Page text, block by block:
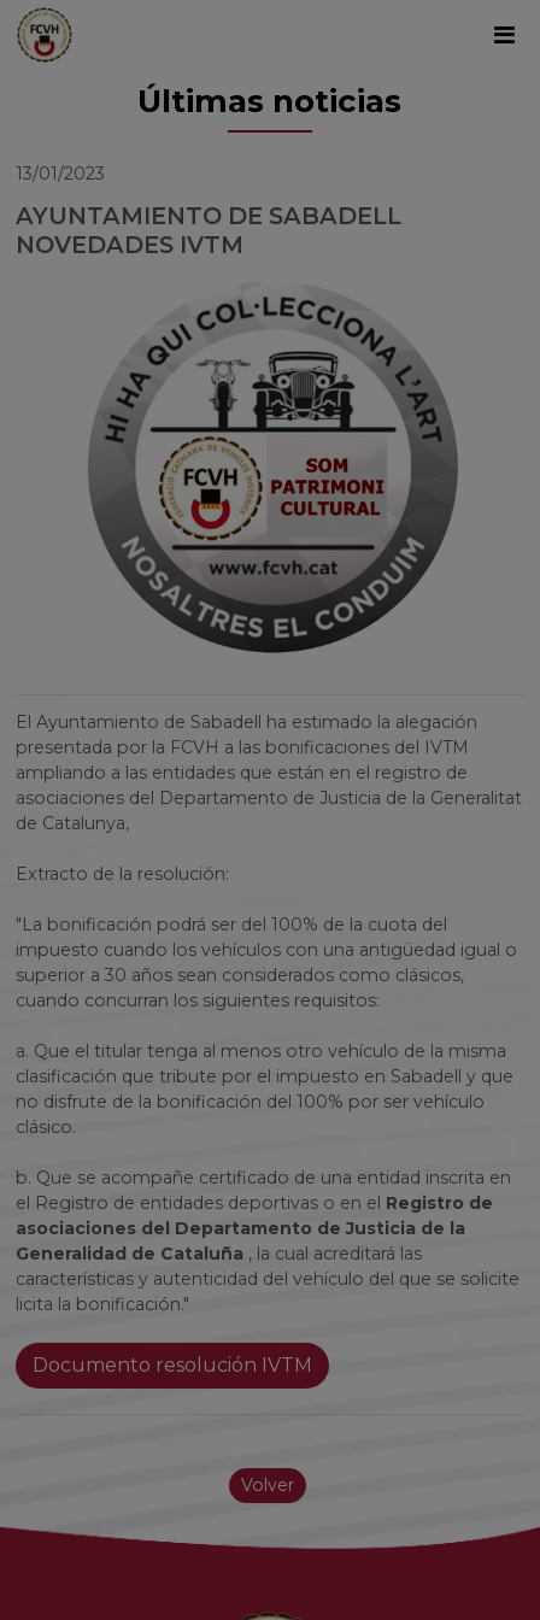
Últimas noticias
13/01/2023
AYUNTAMIENTO DE SABADELL
NOVEDADES IVTM
El Ayuntamiento de Sabadell ha estimado la alegación
presentada por la FCVH a las bonificaciones del IVTM
ampliando a las entidades que están en el registro de
asociaciones del Departamento de Justicia de la Generalitat
de Catalunya,
Extracto de la resolución:
"La bonificación podrá ser del 100% de la cuota del
impuesto cuando los vehículos con una antigüedad igual o
superior a 30 años sean considerados como clásicos,
cuando concurran los siguientes requisitos:
a. Que el titular tenga al menos otro vehículo de la misma
clasificación que tribute por el impuesto en Sabadell y que
no disfrute de la bonificación del 100% por ser vehículo
clásico.
b. Que se acompañe certificado de una entidad inscrita en
el Registro de entidades deportivas o en el Registro de
asociaciones del Departamento de Justicia de la
Generalidad de Cataluña , la cual acreditará las
características y autenticidad del vehículo del que se solicite
licita la bonificación."
Documento resolución IVTM
Volver